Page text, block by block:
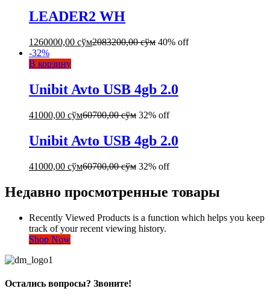
LEADER2 WH
1260000,00 сўм2083200,00сўм 40% off
-32%
В корзину
Unibit Avto USB 4gb 2.0
41000,00 сўм60700,00сўм 32% off
Unibit Avto USB 4gb 2.0
41000,00 сўм60700,00сўм 32% off
Недавно просмотренные товары
Recently Viewed Products is a function which helps you keep
track of your recent viewing history.
Shop Now
Остались вопросы? Звоните!